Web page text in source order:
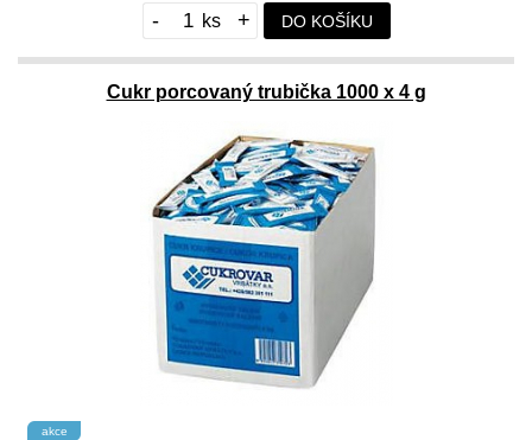
- + DO KOŠÍKU
Cukr porcovaný trubička 1000 x 4 g
akce